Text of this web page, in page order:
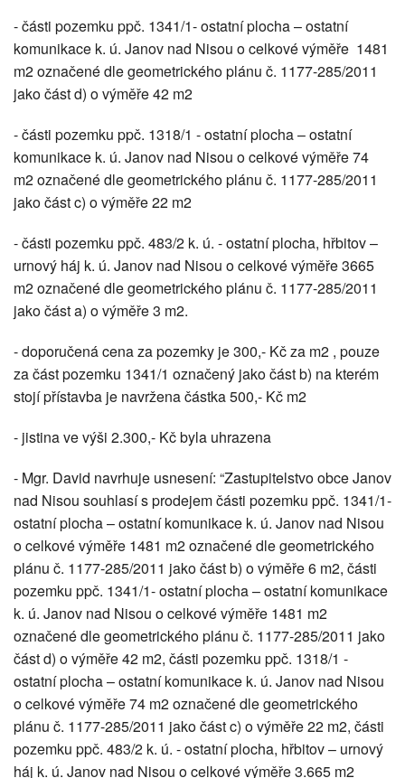
- části pozemku ppč. 1341/1- ostatní plocha – ostatní
komunikace k. ú. Janov nad Nisou o celkové výměře 1481
m2 označené dle geometrického plánu č. 1177-285/2011
jako část d) o výměře 42 m2
- části pozemku ppč. 1318/1 - ostatní plocha – ostatní
komunikace k. ú. Janov nad Nisou o celkové výměře 74
m2 označené dle geometrického plánu č. 1177-285/2011
jako část c) o výměře 22 m2
- části pozemku ppč. 483/2 k. ú. - ostatní plocha, hřbitov –
urnový háj k. ú. Janov nad Nisou o celkové výměře 3665
m2 označené dle geometrického plánu č. 1177-285/2011
jako část a) o výměře 3 m2.
- doporučená cena za pozemky je 300,- Kč za m2 , pouze
za část pozemku 1341/1 označený jako část b) na kterém
stojí přístavba je navržena částka 500,- Kč m2
- jistina ve výši 2.300,- Kč byla uhrazena
- Mgr. David navrhuje usnesení: “Zastupitelstvo obce Janov
nad Nisou souhlasí s prodejem části pozemku ppč. 1341/1-
ostatní plocha – ostatní komunikace k. ú. Janov nad Nisou
o celkové výměře 1481 m2 označené dle geometrického
plánu č. 1177-285/2011 jako část b) o výměře 6 m2, části
pozemku ppč. 1341/1- ostatní plocha – ostatní komunikace
k. ú. Janov nad Nisou o celkové výměře 1481 m2
označené dle geometrického plánu č. 1177-285/2011 jako
část d) o výměře 42 m2, části pozemku ppč. 1318/1 -
ostatní plocha – ostatní komunikace k. ú. Janov nad Nisou
o celkové výměře 74 m2 označené dle geometrického
plánu č. 1177-285/2011 jako část c) o výměře 22 m2, části
pozemku ppč. 483/2 k. ú. - ostatní plocha, hřbitov – urnový
háj k. ú. Janov nad Nisou o celkové výměře 3.665 m2